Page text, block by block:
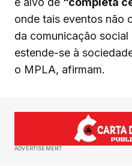
onde tais eventos não
da comunicação
estende-se à
o MPLA, afirmam.
ADVERTISEMENT